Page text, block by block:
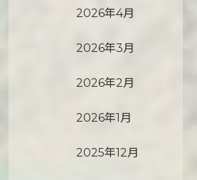
2026年4月
2026年3月
2026年2月
2026年1月
2025年12月